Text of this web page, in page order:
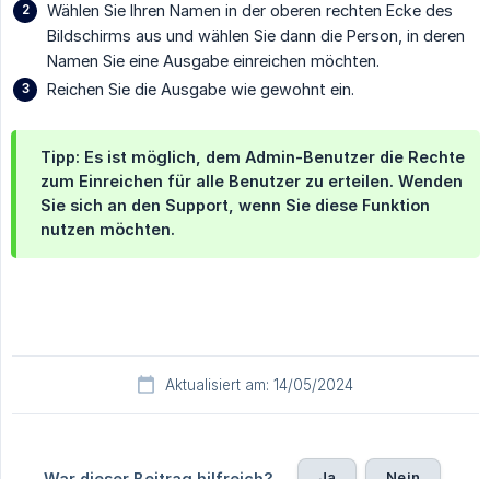
Wählen Sie Ihren Namen in der oberen rechten Ecke des
Bildschirms aus und wählen Sie dann die Person, in deren
Namen Sie eine Ausgabe einreichen möchten.
Reichen Sie die Ausgabe wie gewohnt ein.
Tipp: Es ist möglich, dem Admin-Benutzer die Rechte
zum Einreichen für alle Benutzer zu erteilen. Wenden
Sie sich an den Support, wenn Sie diese Funktion
nutzen möchten.
Aktualisiert am: 14/05/2024